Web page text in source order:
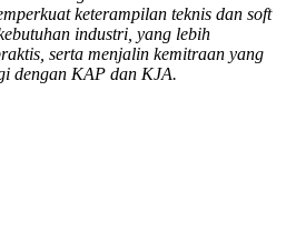
keterampilan teknis dan soft
industri, yang lebih
serta menjalin kemitraan yang
dengan KAP dan KJA.